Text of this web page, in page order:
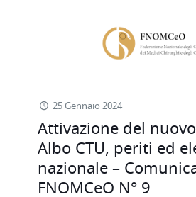
25 Gennaio 2024
Attivazione del
Albo CTU, periti ed
nazionale –
FNOMCeO N° 9